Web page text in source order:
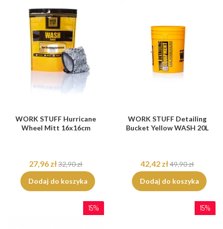
WORK STUFF Hurricane
Wheel Mitt 16x16cm
27,96 zł32,90 zł
Dodaj do koszyka
WORK STUFF Detailing
Bucket Yellow WASH 20L
42,42 zł49,90 zł
Dodaj do koszyka
15% 15%